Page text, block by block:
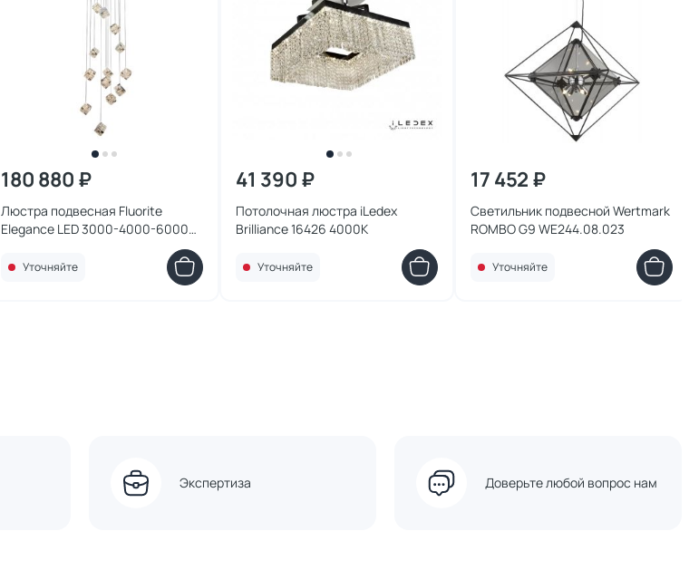
180 880 ₽
Люстра подвесная Fluorite
Elegance LED 3000-4000-6000K
Уточняйте
41 390 ₽
Потолочная люстра iLedex
Brilliance 16426 4000К
Уточняйте
17 452 ₽
Светильник подвесной Wertmark
ROMBO G9 WE244.08.023
Уточняйте
Экспертиза Доверьте любой вопрос нам